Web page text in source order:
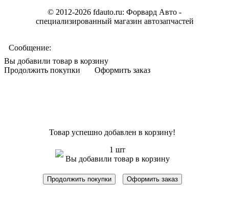
© 2012-2026 fdauto.ru: Форвард Авто -
специализированный магазин автозапчастей
Сообщение:
Вы добавили товар в корзину
Продолжить покупки
Оформить заказ
Товар успешно добавлен в корзину!
1 шт
Вы добавили товар в корзину
Продолжить покупки Оформить заказ